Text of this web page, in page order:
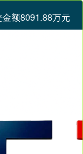
额8091.88万元